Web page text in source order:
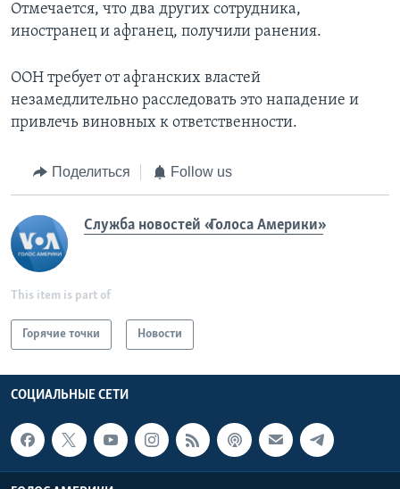
Отмечается, что два других сотрудника,
иностранец и афганец, получили ранения.
ООН требует от афганских властей
незамедлительно расследовать это нападение и
привлечь виновных к ответственности.
Поделиться Follow us
Служба новостей «Голоса Америки»
This item is part of
Горячие точки Новости
СОЦИАЛЬНЫЕ СЕТИ